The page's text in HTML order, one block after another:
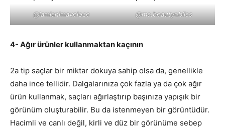
@lamianimaveloce @ms.beautynbliss
4- Ağır ürünler kullanmaktan kaçının
2a tip saçlar bir miktar dokuya sahip olsa da, genellikle
daha ince tellidir. Dalgalarınıza çok fazla ya da çok ağır
ürün kullanmak, saçları ağırlaştırıp başınıza yapışık bir
görünüm oluşturabilir. Bu da istenmeyen bir görüntüdür.
Hacimli ve canlı değil, kirli ve düz bir görünüme sebep